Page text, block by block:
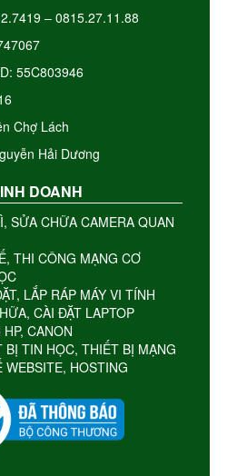
– 0815.27.11.88
55C803946
Chợ Lách
Hải Dương
DOANH
SỬA CHỮA CAMERA QUAN
THI CÔNG MẠNG CƠ
LẮP RÁP MÁY VI TÍNH
CÀI ĐẶT LAPTOP
CANON
BỊ TIN HỌC, THIẾT BỊ MẠNG
HOSTING